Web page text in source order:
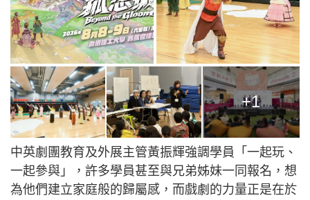
+1
中英劇團教育及外展主管黃振輝強調學員「一起玩、
一起參與」，許多學員甚至與兄弟姊妹一同報名，想
為他們建立家庭般的歸屬感，而戲劇的力量正是在於